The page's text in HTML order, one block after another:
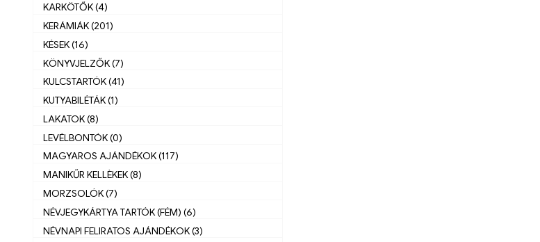
KARKÖTŐK (4)
KERÁMIÁK (201)
KÉSEK (16)
KÖNYVJELZŐK (7)
KULCSTARTÓK (41)
KUTYABILÉTÁK (1)
LAKATOK (8)
LEVÉLBONTÓK (0)
MAGYAROS AJÁNDÉKOK (117)
MANIKŰR KELLÈKEK (8)
MORZSOLÓK (7)
NÉVJEGYKÁRTYA TARTÓK (FÉM) (6)
NÉVNAPI FELIRATOS AJÁNDÉKOK (3)